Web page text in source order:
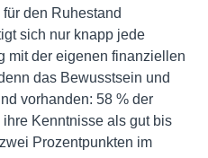
den Ruhestand
sich nur knapp jede
mit der eigenen finanziellen
das Bewusstsein und
vorhanden: 58 % der
Kenntnisse als gut bis
Prozentpunkten im